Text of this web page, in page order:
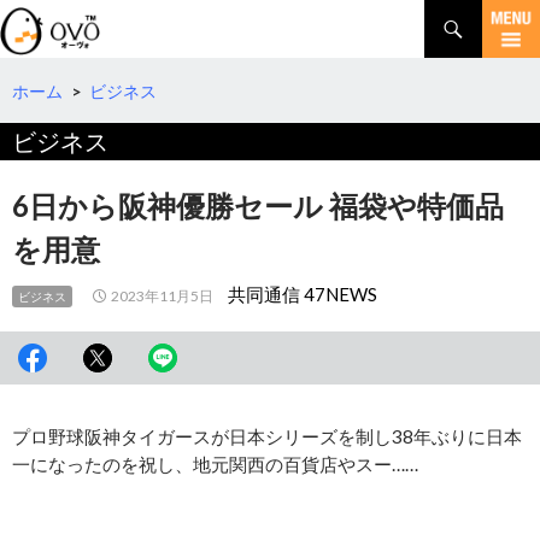
検
索
コ
テ
へ
動
ホーム > ビジネス
ビジネス
6日から阪神優勝セール 福袋や特価品
を用意
ビジネス 2023年11月5日 共同通信 47NEWS
プロ野球阪神タイガースが日本シリーズを制し38年ぶりに日本
一になったのを祝し、地元関西の百貨店やスー……